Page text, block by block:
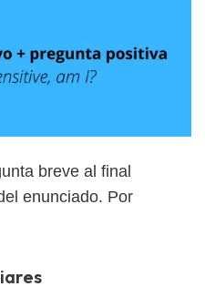
breve al final
enunciado. Por